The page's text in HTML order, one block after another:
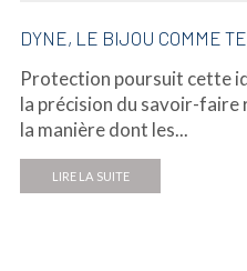
DYNE, LE BIJOU COMME
Protection poursuit cette
la précision du savoir-
la manière dont les...
LIRE LA SUITE